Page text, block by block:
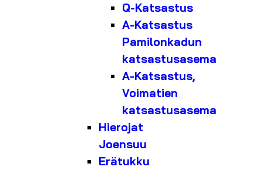
Q-Katsastus
A-Katsastus
Pamilonkadun
katsastusasema
A-Katsastus,
Voimatien
katsastusasema
Hierojat
Joensuu
Erätukku